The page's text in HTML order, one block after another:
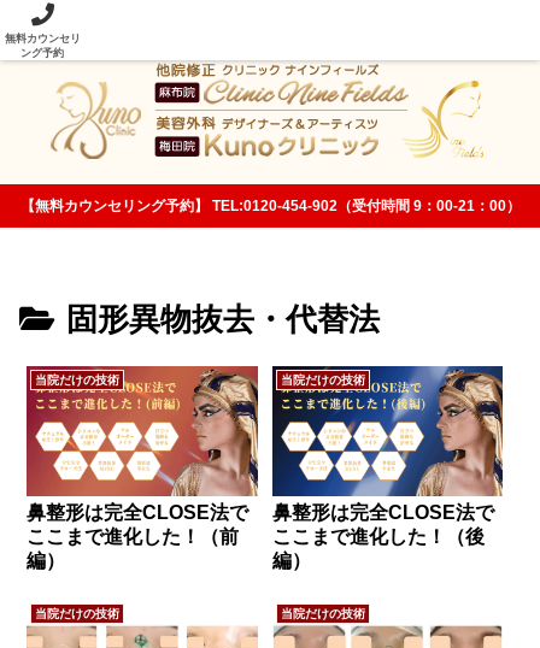
【無料カウンセリング予約】 TEL:0120-454-902（受付時間 9：00-21：00）
固形異物抜去・代替法
当院だけの技術
鼻整形は完全CLOSE法で
ここまで進化した！（前
編）
当院だけの技術
鼻整形は完全CLOSE法で
ここまで進化した！（後
編）
当院だけの技術 当院だけの技術
無料カウンセリ
ング予約